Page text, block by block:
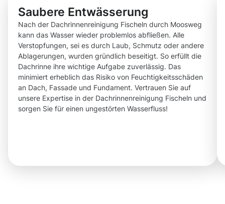
Saubere Entwässerung
Nach der Dachrinnenreinigung Fischeln durch Moosweg
kann das Wasser wieder problemlos abfließen. Alle
Verstopfungen, sei es durch Laub, Schmutz oder andere
Ablagerungen, wurden gründlich beseitigt. So erfüllt die
Dachrinne ihre wichtige Aufgabe zuverlässig. Das
minimiert erheblich das Risiko von Feuchtigkeitsschäden
an Dach, Fassade und Fundament. Vertrauen Sie auf
unsere Expertise in der Dachrinnenreinigung Fischeln und
sorgen Sie für einen ungestörten Wasserfluss!